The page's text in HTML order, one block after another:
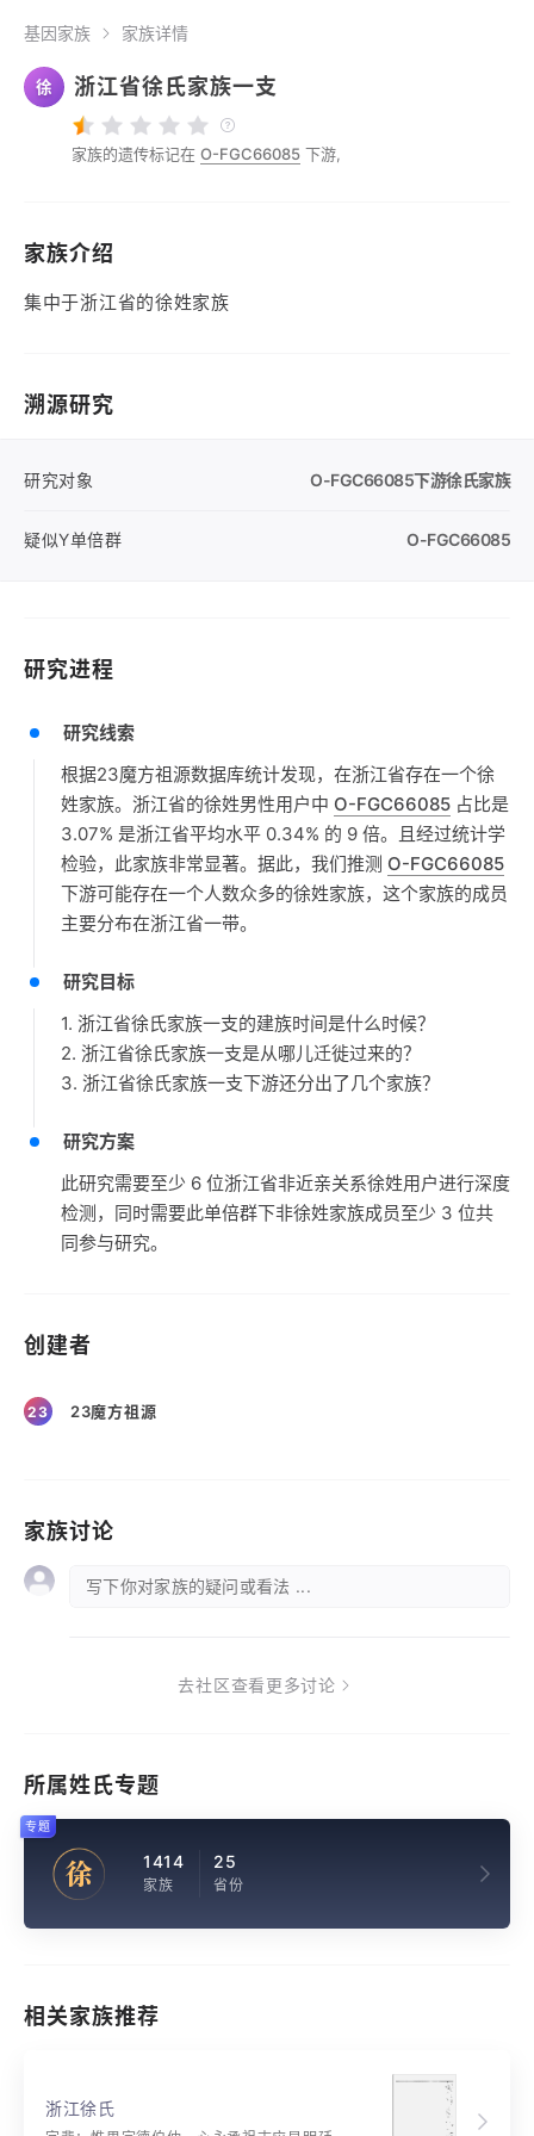
基因家族 家族详情
徐 浙江省徐氏家族一支
家族的遗传标记在 O-FGC66085 下游,
家族介绍
集中于浙江省的徐姓家族
溯源研究
研究对象 O-FGC66085下游徐氏家族
疑似Y单倍群 O-FGC66085
研究进程
研究线索
根据23魔方祖源数据库统计发现，在浙江省存在一个徐
姓家族。浙江省的徐姓男性用户中 O-FGC66085 占比是
3.07% 是浙江省平均水平 0.34% 的 9 倍。且经过统计学
检验，此家族非常显著。据此，我们推测 O-FGC66085
下游可能存在一个人数众多的徐姓家族，这个家族的成员
主要分布在浙江省一带。
研究目标
1. 浙江省徐氏家族一支的建族时间是什么时候？
2. 浙江省徐氏家族一支是从哪儿迁徙过来的？
3. 浙江省徐氏家族一支下游还分出了几个家族？
研究方案
此研究需要至少 6 位浙江省非近亲关系徐姓用户进行深度
检测，同时需要此单倍群下非徐姓家族成员至少 3 位共
同参与研究。
创建者
23 23魔方祖源
家族讨论
写下你对家族的疑问或看法 ...
去社区查看更多讨论
所属姓氏专题
徐 1414
家族
25
省份
专题
相关家族推荐
浙江徐氏